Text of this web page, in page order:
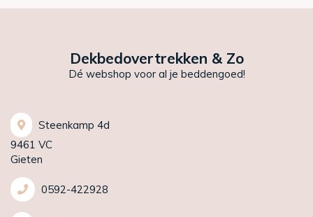
Dekbedovertrekken & Zo
Dé webshop voor al je beddengoed!
Steenkamp 4d
9461 VC
Gieten
0592-422928